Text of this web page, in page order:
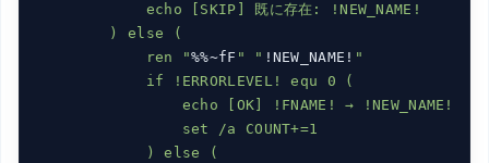
            echo [SKIP] 既に存在: !NEW_NAME!
        ) else (
            ren "
%%~fF " " !NEW_NAME! "
            if !ERRORLEVEL! equ 0 (
                echo [OK] !FNAME! → !NEW_NAME!
                set /a COUNT+=1
            ) else (